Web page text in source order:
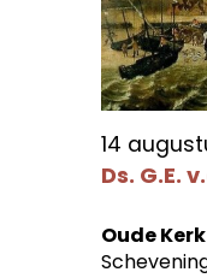
Ds. G.E.
14
Oude